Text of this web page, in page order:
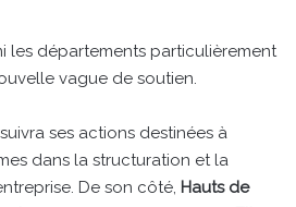
les départements particulièrement
vague de soutien.
ses actions destinées à
dans la structuration et la
De son côté, Hauts de